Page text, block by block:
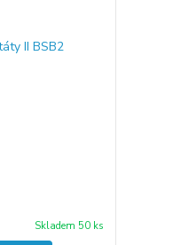
Skladem 50 ks